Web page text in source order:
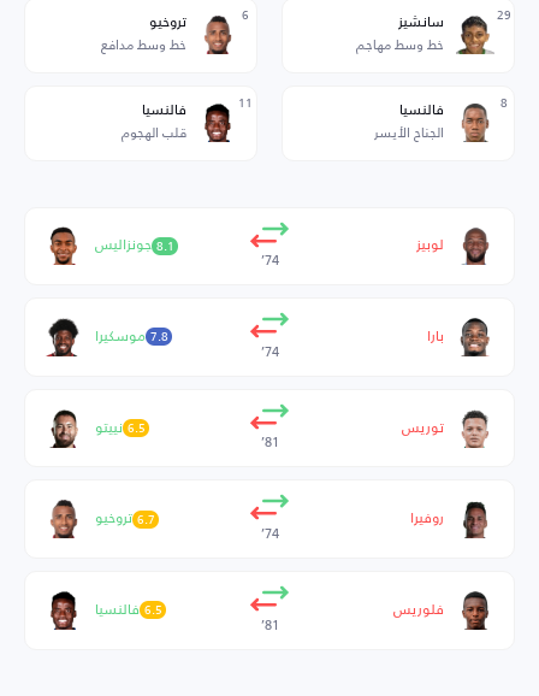
29 سانشيز
خط وسط مهاجم
6 تروخيو
خط وسط مدافع
8 فالنسيا
الجناح الأيسر
11 فالنسيا
قلب الهجوم
لوبيز
74’
جونزاليس8.1
بارا
74’
موسكيرا7.8
توريس
81’
نييتو 6.5
روفيرا
74’
تروخيو6.7
فلوريس
81’
فالنسيا 6.5